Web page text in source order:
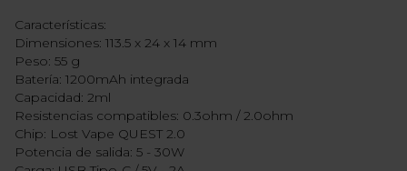
Características:
Dimensiones: 113.5 x 24 x 14 mm
Peso: 55 g
Batería: 1200mAh integrada
Capacidad: 2ml
Resistencias compatibles: 0.3ohm / 2.0ohm
Chip: Lost Vape QUEST 2.0
Potencia de salida: 5 - 30W